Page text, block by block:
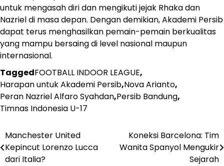
untuk mengasah diri dan mengikuti jejak Rhaka dan
Nazriel di masa depan. Dengan demikian, Akademi Persib
dapat terus menghasilkan pemain-pemain berkualitas
yang mampu bersaing di level nasional maupun
internasional.
TaggedFOOTBALL INDOOR LEAGUE,
Harapan untuk Akademi Persib,Nova Arianto,
Peran Nazriel Alfaro Syahdan,Persib Bandung,
Timnas Indonesia U-17
Post
navigation
Manchester United
Kepincut Lorenzo Lucca
dari Italia?
Koneksi Barcelona: Tim
Wanita Spanyol Mengukir
Sejarah